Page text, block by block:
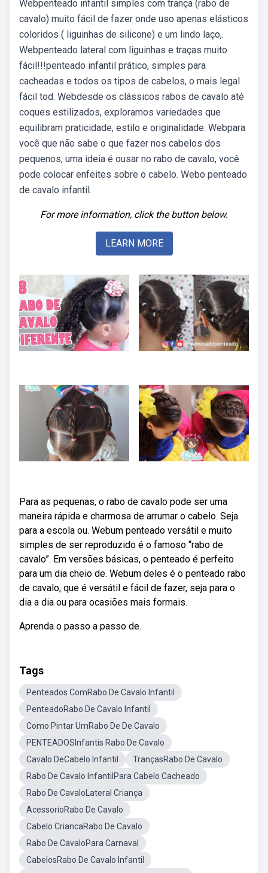
Webpenteado infantil simples com trança (rabo de
cavalo) muito fácil de fazer onde uso apenas elásticos
coloridos ( liguinhas de silicone) e um lindo laço,.
Webpenteado lateral com liguinhas e traças muito
fácil!!!penteado infantil prático, simples para
cacheadas e todos os tipos de cabelos, o mais legal
fácil tod. Webdesde os clássicos rabos de cavalo até
coques estilizados, exploramos variedades que
equilibram praticidade, estilo e originalidade. Webpara
você que não sabe o que fazer nos cabelos dos
pequenos, uma ideia é ousar no rabo de cavalo, você
pode colocar enfeites sobre o cabelo. Webo penteado
de cavalo infantil.
For more information, click the button below.
LEARN MORE
Para as pequenas, o rabo de cavalo pode ser uma
maneira rápida e charmosa de arrumar o cabelo. Seja
para a escola ou. Webum penteado versátil e muito
simples de ser reproduzido é o famoso “rabo de
cavalo”. Em versões básicas, o penteado é perfeito
para um dia cheio de. Webum deles é o penteado rabo
de cavalo, que é versátil e fácil de fazer, seja para o
dia a dia ou para ocasiões mais formais.
Aprenda o passo a passo de.
Tags
Penteados ComRabo De Cavalo Infantil
PenteadoRabo De Cavalo Infantil
Como Pintar UmRabo De De Cavalo
PENTEADOSInfantis Rabo De Cavalo
Cavalo DeCabelo Infantil
TrançasRabo De Cavalo
Rabo De Cavalo InfantilPara Cabelo Cacheado
Rabo De CavaloLateral Criança
AcessorioRabo De Cavalo
Cabelo CriancaRabo De Cavalo
Rabo De CavaloPara Carnaval
CabelosRabo De Cavalo Infantil